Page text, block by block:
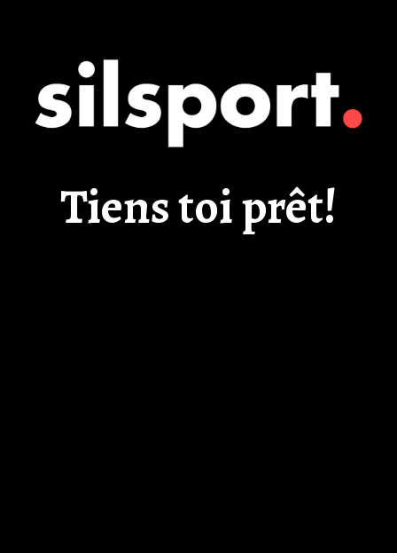
Tiens toi prêt!